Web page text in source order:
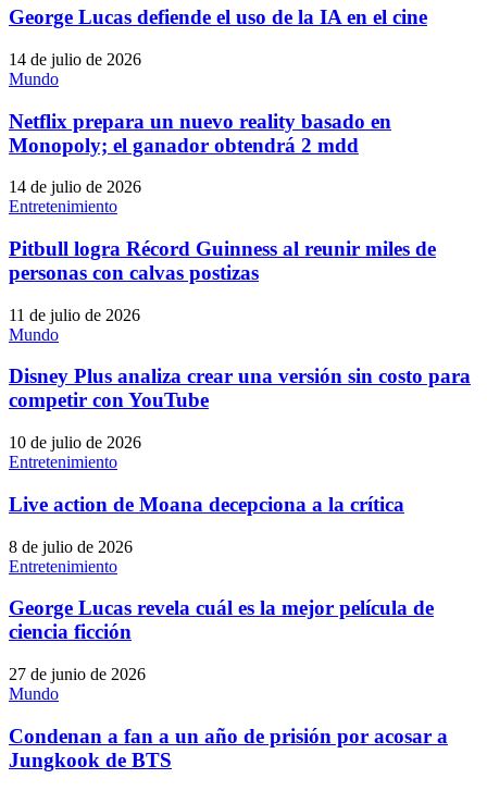
George Lucas defiende el uso de la IA en el cine
14 de julio de 2026
Mundo
Netflix prepara un nuevo reality basado en
Monopoly; el ganador obtendrá 2 mdd
14 de julio de 2026
Entretenimiento
Pitbull logra Récord Guinness al reunir miles de
personas con calvas postizas
11 de julio de 2026
Mundo
Disney Plus analiza crear una versión sin costo para
competir con YouTube
10 de julio de 2026
Entretenimiento
Live action de Moana decepciona a la crítica
8 de julio de 2026
Entretenimiento
George Lucas revela cuál es la mejor película de
ciencia ficción
27 de junio de 2026
Mundo
Condenan a fan a un año de prisión por acosar a
Jungkook de BTS